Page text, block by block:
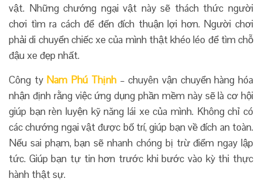
vật. Những chướng ngại vật này sẽ thách thức người
chơi tìm ra cách để đến đích thuận lợi hơn. Người chơi
phải di chuyển chiếc xe của mình thật khéo léo để tìm chỗ
đậu xe đẹp nhất.
Công ty Nam Phú Thịnh– chuyên vận chuyển hàng hóa
nhận định rằng việc ứng dụng phần mềm này sẽ là cơ hội
giúp bạn rèn luyện kỹ năng lái xe của mình. Không chỉ có
các chướng ngại vật được bố trí, giúp bạn về đích an toàn.
Nếu sai phạm, bạn sẽ nhanh chóng bị trừ điểm ngay lập
tức. Giúp bạn tự tin hơn trước khi bước vào kỳ thi thực
hành thật sự.